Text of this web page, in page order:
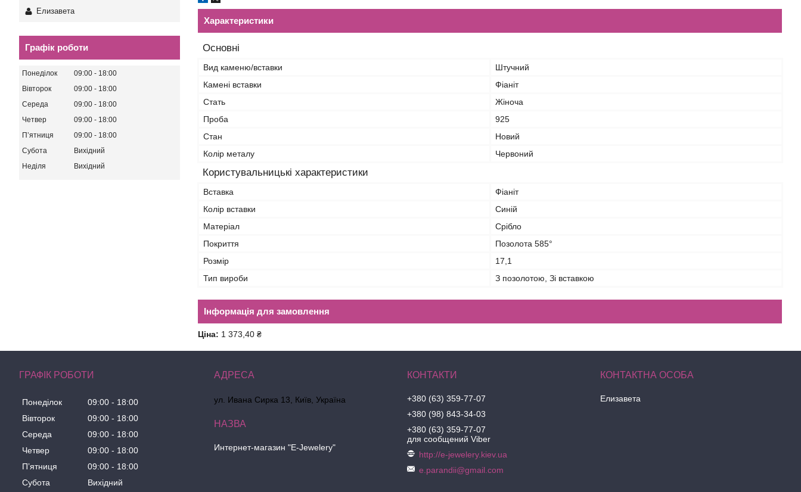
Характеристики
Основні
Вид каменю/вставки
Штучний
Камені вставки
Фіаніт
Стать
Жіноча
Проба
925
Стан
Новий
Колір металу
Червоний
Користувальницькі характеристики
Вставка
Фіаніт
Колір вставки
Синій
Матеріал
Срібло
Покриття
Позолота 585°
Розмір
17,1
Тип вироби
З позолотою, Зі вставкою
Інформація для замовлення
Ціна: 1 373,40 ₴
Елизавета
Графік роботи
Понеділок 09:00
18:00
Вівторок
09:00
18:00
Середа
09:00
18:00
Четвер
09:00
18:00
Пʼятниця
09:00
18:00
Субота
Вихідний
Неділя
Вихідний
ГРАФІК РОБОТИ
Понеділок 09:00
18:00
Вівторок
09:00
18:00
Середа
09:00
18:00
Четвер
09:00
18:00
Пʼятниця
09:00
18:00
Субота
Вихідний
ул. Ивана Сирка 13, Київ, Україна
Интернет-магазин "E-Jewelery"
+380 (63) 359-77-07
+380 (98) 843-34-03
+380 (63) 359-77-07
для сообщений Viber
http://e-jewelery.kiev.ua
e.parandii@gmail.com
Елизавета